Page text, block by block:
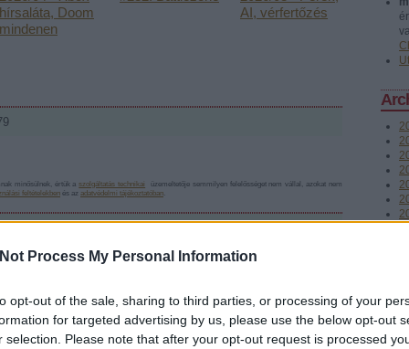
Process My Personal Information
opt-out of the sale, sharing to third parties, or processing of your
for targeted advertising by us, please use the below opt-out
selection. Please note that after your opt-out request is processed
hírsaláta, Doom
mindenen
AI, vérfertőzés
minősülnek, értük aszolgáltatás technikai
üzemeltetője semmilyen felelősséget nem vállal, azokat nem
feltételekben és az adatvédelmi tájékoztatóban.
Elmehetne politikusnak.